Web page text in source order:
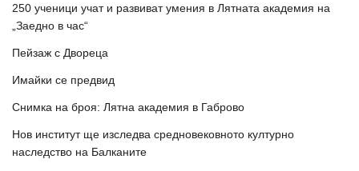
250 ученици учат и развиват умения в Лятната академия на
„Заедно в час“
Пейзаж с Двореца
Имайки се предвид
Снимка на броя: Лятна академия в Габрово
Нов институт ще изследва средновековното културно
наследство на Балканите